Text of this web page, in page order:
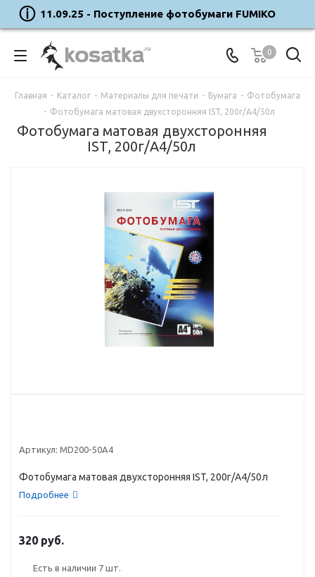
11.09.25 - Поступление фотобумаги FUMIKO
0
Главная - Каталог - Материалы для печати - Бумага - Фотобумага
- Фотобумага матовая двухсторонняя IST, 200г/A4/50л
Фотобумага матовая двухсторонняя
IST, 200г/A4/50л
Артикул: MD200-50A4
Фотобумага матовая двухсторонняя IST, 200г/A4/50л
Подробнее
320 руб.
Есть в наличии 7 шт.